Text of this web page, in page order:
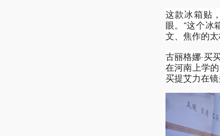
这款冰箱贴
眼。“这个冰
文、焦作的
古丽格娜·买
在河南上学
买提艾力在